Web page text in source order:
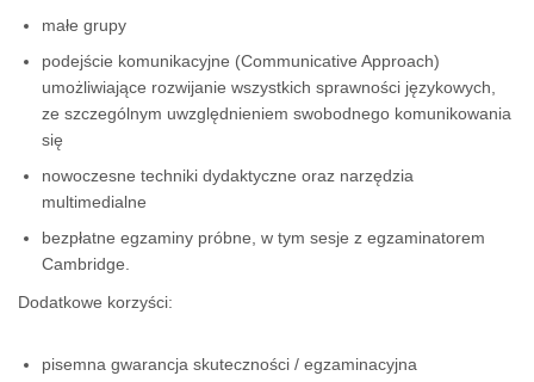
małe grupy
podejście komunikacyjne (Communicative Approach)
umożliwiające rozwijanie wszystkich sprawności językowych,
ze szczególnym uwzględnieniem swobodnego komunikowania
się
nowoczesne techniki dydaktyczne oraz narzędzia
multimedialne
bezpłatne egzaminy próbne, w tym sesje z egzaminatorem
Cambridge.
Dodatkowe korzyści:
pisemna gwarancja skuteczności / egzaminacyjna